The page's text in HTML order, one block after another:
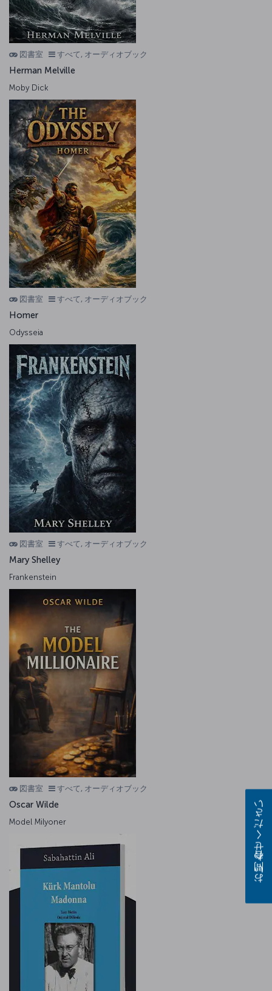
図書室 すべて, オーディオブック
Herman Melville
Moby Dick
図書室 すべて, オーディオブック
Homer
Odysseia
図書室 すべて, オーディオブック
Mary Shelley
Frankenstein
図書室 すべて, オーディオブック
Oscar Wilde
Model Milyoner お問い合わせください